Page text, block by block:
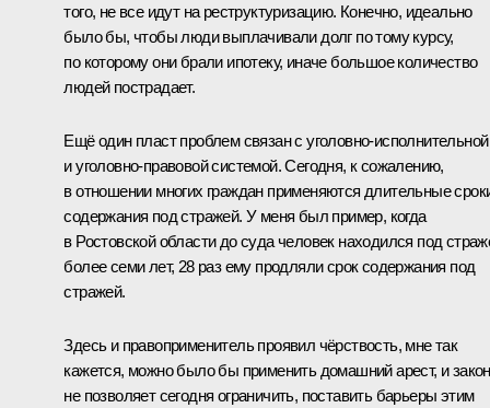
того, не все идут на реструктуризацию. Конечно, идеально
было бы, чтобы люди выплачивали долг по тому курсу,
по которому они брали ипотеку, иначе большое количество
людей пострадает.
Ещё один пласт проблем связан с уголовно-исполнительной
и уголовно-правовой системой. Сегодня, к сожалению,
в отношении многих граждан применяются длительные
содержания под стражей. У меня был пример, когда
в Ростовской области до суда человек находился под
более семи лет, 28 раз ему продляли срок содержания под
стражей.
Здесь и правоприменитель проявил чёрствость, мне так
кажется, можно было бы применить домашний арест, и закон
не позволяет сегодня ограничить, поставить барьеры этим